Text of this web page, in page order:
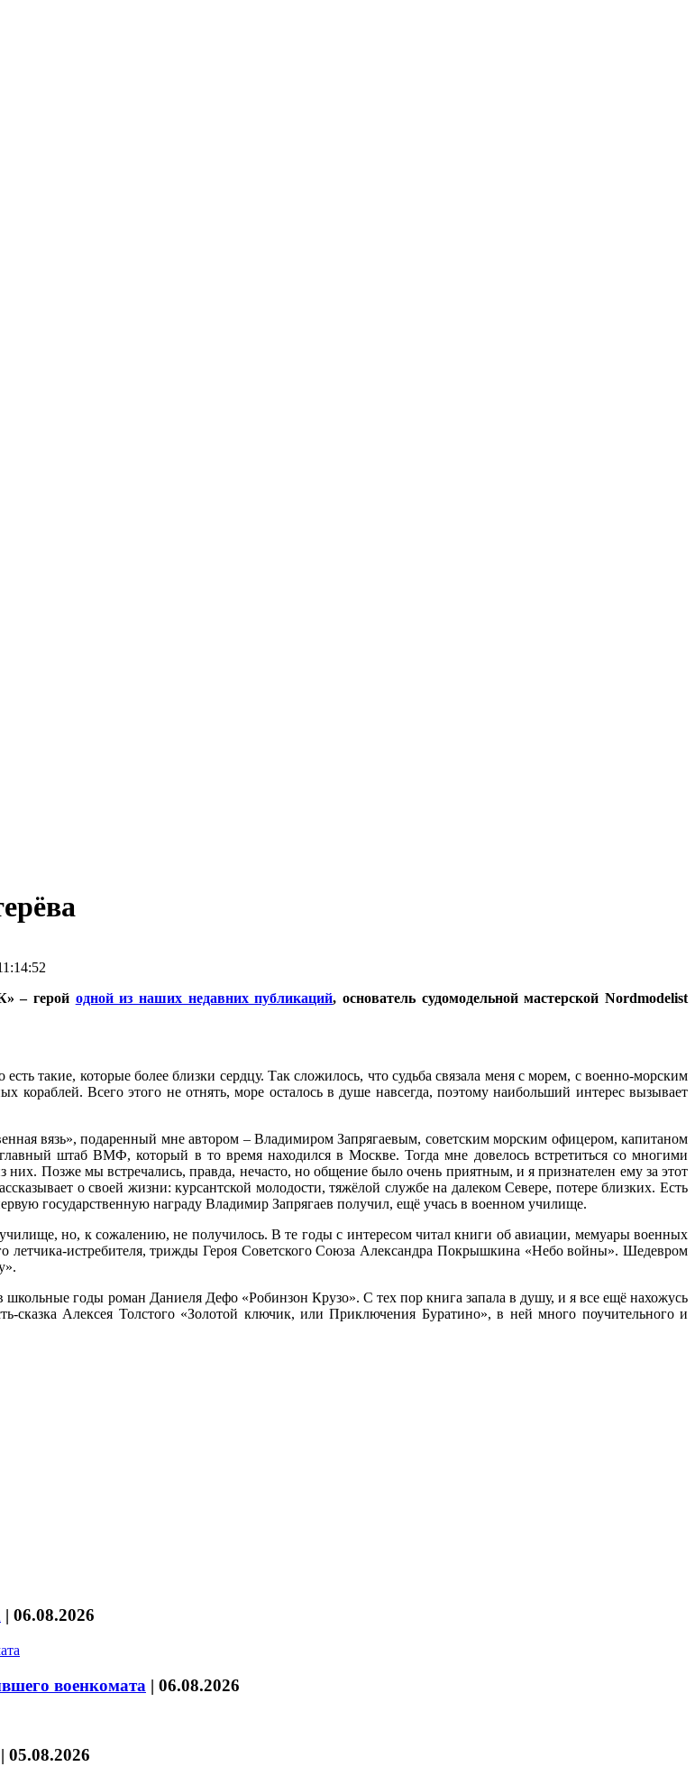
– герой одной из наших недавних публикаций, основатель судомодельной мастерской Nordmodelist
такие, которые более близки сердцу. Так сложилось, что судьба связала меня с морем, с военно-морским
Всего этого не отнять, море осталось в душе навсегда, поэтому наибольший интерес вызывает
вязь», подаренный мне автором – Владимиром Запрягаевым, советским морским офицером, капитаном
штаб ВМФ, который в то время находился в Москве. Тогда мне довелось встретиться со многими
Позже мы встречались, правда, нечасто, но общение было очень приятным, и я признателен ему за этот
о своей жизни: курсантской молодости, тяжёлой службе на далеком Севере, потере близких. Есть
государственную награду Владимир Запрягаев получил, ещё учась в военном училище.
но, к сожалению, не получилось. В те годы с интересом читал книги об авиации, мемуары военных
летчика-истребителя, трижды Героя Советского Союза Александра Покрышкина «Небо войны». Шедевром
годы роман Даниеля Дефо «Робинзон Крузо». С тех пор книга запала в душу, и я все ещё нахожусь
сказка Алексея Толстого «Золотой ключик, или Приключения Буратино», в ней много поучительного и
| 06.08.2026
военкомата | 06.08.2026
| 05.08.2026